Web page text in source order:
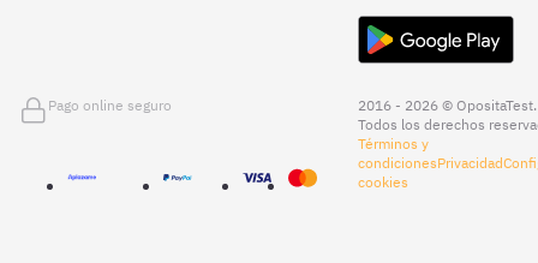
Pago online seguro
2016 - 2026 © OpositaTest.
Todos los derechos
Términos y
condicionesPrivacidad
cookies